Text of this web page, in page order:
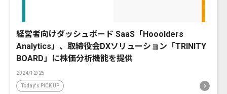
経営者向けダッシュボード SaaS「Hooolders
Analytics」、取締役会DXソリューション「TRINITY
BOARD」に株価分析機能を提供
2024/12/25
Today's PICK UP